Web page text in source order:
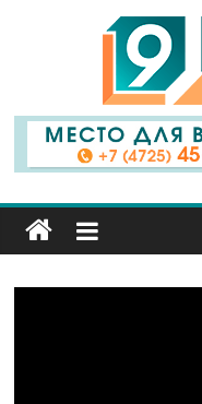
9
Канал
Старый